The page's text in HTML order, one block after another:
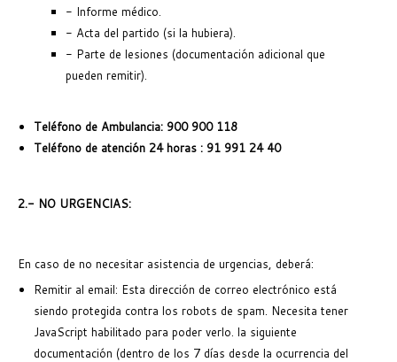
- Informe médico.
- Acta del partido (si la hubiera).
- Parte de lesiones (documentación adicional que
pueden remitir).
Teléfono de Ambulancia: 900 900 118
Teléfono de atención 24 horas : 91 991 24 40
2.- NO URGENCIAS:
En caso de no necesitar asistencia de urgencias, deberá:
Remitir al email: Esta dirección de correo electrónico está
siendo protegida contra los robots de spam. Necesita tener
JavaScript habilitado para poder verlo. la siguiente
documentación (dentro de los 7 días desde la ocurrencia del